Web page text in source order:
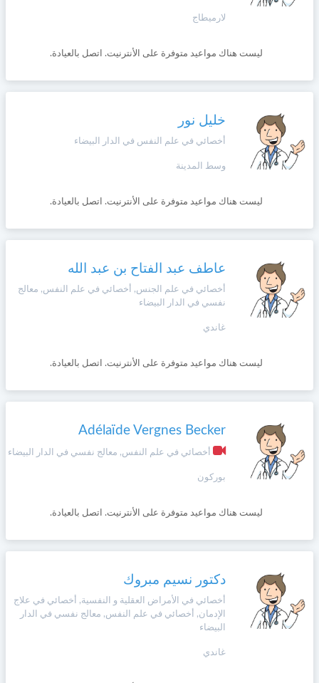
Türk
Amazigh
Afrikaans
Español
Dutch
لارميطاج
ليست هناك مواعيد متوفرة على الأنترنيت. اتصل بالعيادة.
خليل نور
أخصائي في علم النفس في الدار البيضاء
وسط المدينة
ليست هناك مواعيد متوفرة على الأنترنيت. اتصل بالعيادة.
عاطف عبد الفتاح بن عبد الله
أخصائي في علم الجنس, أخصائي في علم النفس, معالج
نفسي في الدار البيضاء
غاندي
ليست هناك مواعيد متوفرة على الأنترنيت. اتصل بالعيادة.
Adélaïde Vergnes Becker
أخصائي في علم النفس, معالج نفسي في الدار البيضاء
بوركون
ليست هناك مواعيد متوفرة على الأنترنيت. اتصل بالعيادة.
دكتور نسيم مبروك
أخصائي في الأمراض العقلية و النفسية, أخصائي في علاج
الإدمان, أخصائي في علم النفس, معالج نفسي في الدار
البيضاء
غاندي
+212
هذا
بالنقر
على
"تأكيد
وافقت
على
شروط
وأحكام
ذلك
بحماية
المعلومات
الشخصية.